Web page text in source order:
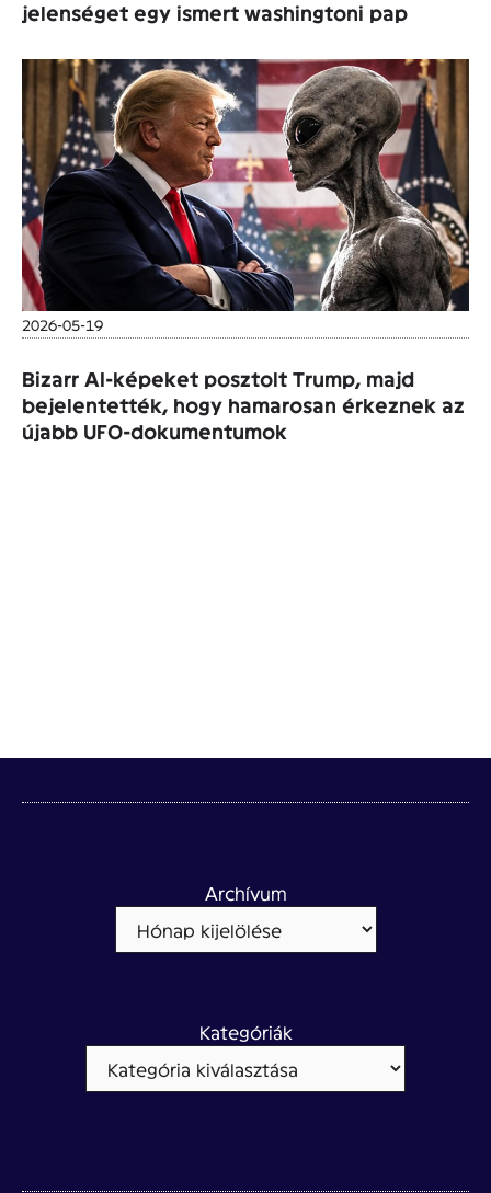
jelenséget egy ismert washingtoni pap
2026-05-19
Bizarr AI-képeket posztolt Trump, majd
bejelentették, hogy hamarosan érkeznek az
újabb UFO-dokumentumok
Archívum
Kategóriák